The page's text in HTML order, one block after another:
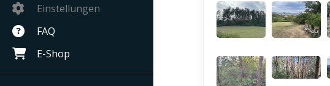
Einstellungen
FAQ
E-Shop